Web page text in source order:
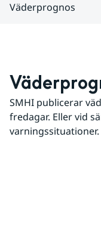
Väderprognos
SMHI publicerar
fredagar. Eller vid
varningssituationer.